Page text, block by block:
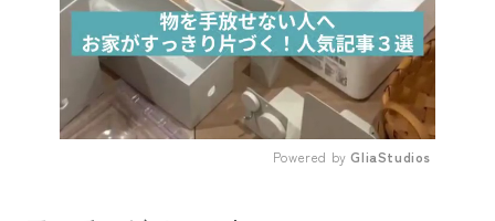
Powered by GliaStudios